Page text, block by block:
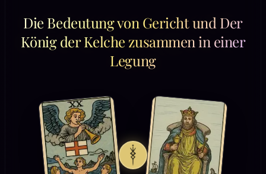
Die Bedeutung von Gericht und Der
König der Kelche zusammen in einer
Legung